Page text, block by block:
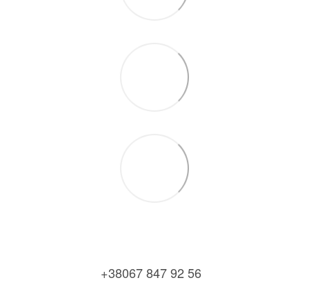
+38067 847 92 56